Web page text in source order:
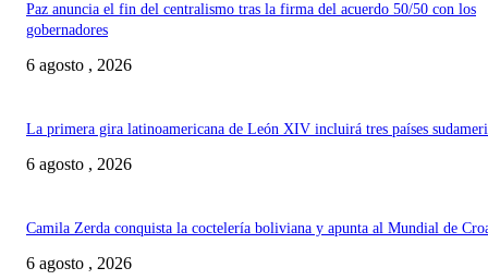
Paz anuncia el fin del centralismo tras la firma del acuerdo 50/50 con los
gobernadores
6 agosto , 2026
La primera gira latinoamericana de León XIV incluirá tres países
6 agosto , 2026
Camila Zerda conquista la coctelería boliviana y apunta al Mundial de
6 agosto , 2026